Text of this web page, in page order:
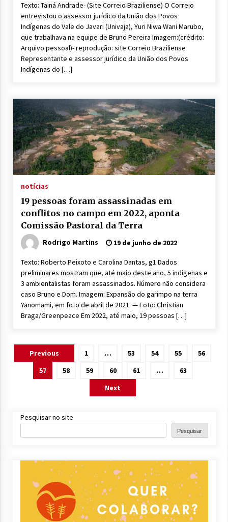
Texto: Tainá Andrade- (Site Correio Braziliense) O Correio
entrevistou o assessor jurídico da União dos Povos
Indígenas do Vale do Javari (Univaja), Yuri Niwa Wani Marubo,
que trabalhava na equipe de Bruno Pereira Imagem:(crédito:
Arquivo pessoal)- reprodução: site Correio Braziliense
Representante e assessor jurídico da União dos Povos
Indígenas do […]
notícias
19 pessoas foram assassinadas em
conflitos no campo em 2022, aponta
Comissão Pastoral da Terra
Rodrigo Martins 19 de junho de 2022
Texto: Roberto Peixoto e Carolina Dantas, g1 Dados
preliminares mostram que, até maio deste ano, 5 indígenas e
3 ambientalistas foram assassinados. Número não considera
caso Bruno e Dom. Imagem: Expansão do garimpo na terra
Yanomami, em foto de abril de 2021. — Foto: Christian
Braga/Greenpeace Em 2022, até maio, 19 pessoas […]
Paginação
posts
Previous 1 … 53 54 55
56
57
58 59 60 61 …
63
Next
Pesquisar no site
Pesquisar